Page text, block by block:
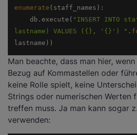
enumerate
    db.execute(
"INSERT INTO
lastname) VALUES ({}, '{}') " .
lastname))
Man beachte, dass man hier,
Bezug auf Kommastellen oder
keine Rolle spielt, keine
Strings oder numerischen Werten
treffen muss. Ja man kann sogar
verwenden: